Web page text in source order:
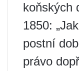
koňských
1850:
postní
právo